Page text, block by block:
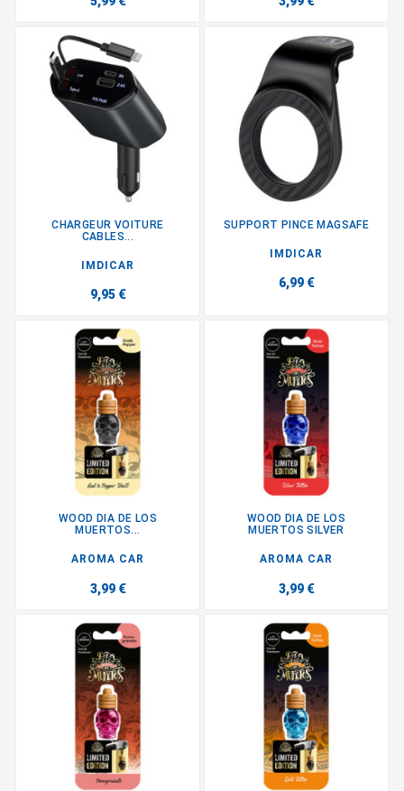
CHARGEUR VOITURE
CABLES...
IMDICAR
9,95 €
SUPPORT PINCE MAGSAFE
IMDICAR
6,99 €
WOOD DIA DE LOS
MUERTOS...
AROMA CAR
3,99 €
WOOD DIA DE LOS
MUERTOS SILVER
AROMA CAR
3,99 €